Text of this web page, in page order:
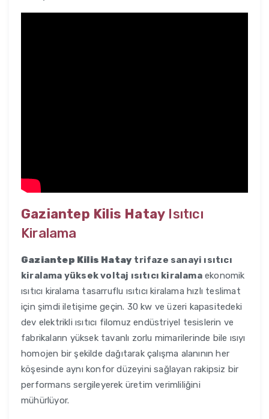
Gaziantep Kilis Hatay Isıtıcı
Kiralama
Gaziantep Kilis Hatay trifaze sanayi ısıtıcı
kiralama yüksek voltaj ısıtıcı kiralamaekonomik
ısıtıcı kiralama tasarruflu ısıtıcı kiralama hızlı teslimat
için şimdi iletişime geçin. 30 kw ve üzeri kapasitedeki
dev elektrikli ısıtıcı filomuz endüstriyel tesislerin ve
fabrikaların yüksek tavanlı zorlu mimarilerinde bile ısıyı
homojen bir şekilde dağıtarak çalışma alanının her
köşesinde aynı konfor düzeyini sağlayan rakipsiz bir
performans sergileyerek üretim verimliliğini
mühürlüyor.